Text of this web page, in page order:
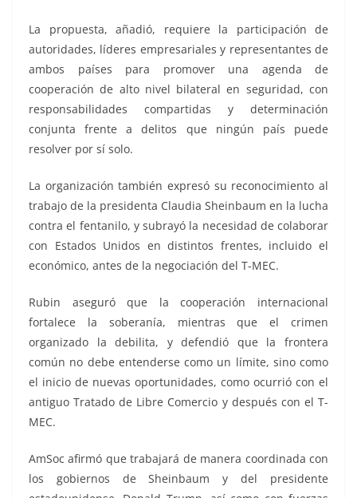
La propuesta, añadió, requiere la participación de
autoridades, líderes empresariales y representantes de
ambos países para promover una agenda de
cooperación de alto nivel bilateral en seguridad, con
responsabilidades compartidas y determinación
conjunta frente a delitos que ningún país puede
resolver por sí solo.
La organización también expresó su reconocimiento al
trabajo de la presidenta Claudia Sheinbaum en la lucha
contra el fentanilo, y subrayó la necesidad de colaborar
con Estados Unidos en distintos frentes, incluido el
económico, antes de la negociación del T-MEC.
Rubin aseguró que la cooperación internacional
fortalece la soberanía, mientras que el crimen
organizado la debilita, y defendió que la frontera
común no debe entenderse como un límite, sino como
el inicio de nuevas oportunidades, como ocurrió con el
antiguo Tratado de Libre Comercio y después con el T-
MEC.
AmSoc afirmó que trabajará de manera coordinada con
los gobiernos de Sheinbaum y del presidente